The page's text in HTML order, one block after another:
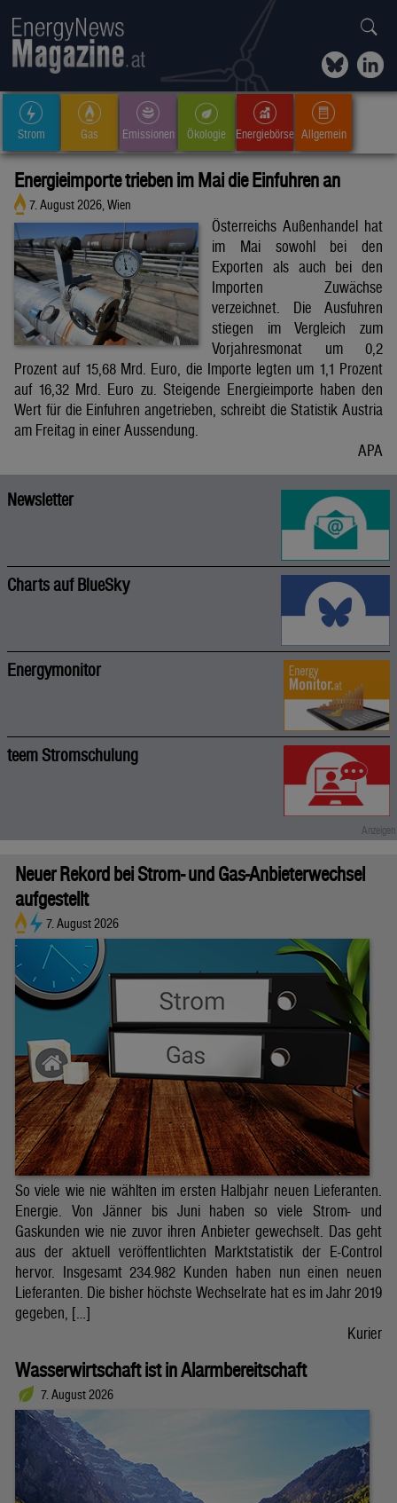
Strom Gas Emissionen Ökologie Energiebörse Allgemein
Energieimporte trieben im Mai die Einfuhren an
7. August 2026, Wien
Österreichs Außenhandel hat
im Mai sowohl bei den
Exporten als auch bei den
Importen Zuwächse
verzeichnet. Die Ausfuhren
stiegen im Vergleich zum
Vorjahresmonat um 0,2
Prozent auf 15,68 Mrd. Euro, die Importe legten um 1,1 Prozent
auf 16,32 Mrd. Euro zu. Steigende Energieimporte haben den
Wert für die Einfuhren angetrieben, schreibt die Statistik Austria
am Freitag in einer Aussendung.
APA
Newsletter
Charts auf BlueSky
Energymonitor
teem Stromschulung
Neuer Rekord bei Strom- und Gas-Anbieterwechsel
aufgestellt
7. August 2026
So viele wie nie wählten im ersten Halbjahr neuen Lieferanten.
Energie. Von Jänner bis Juni haben so viele Strom- und
Gaskunden wie nie zuvor ihren Anbieter gewechselt. Das geht
aus der aktuell veröffentlichten Marktstatistik der E-Control
hervor. Insgesamt 234.982 Kunden haben nun einen neuen
Lieferanten. Die bisher höchste Wechselrate hat es im Jahr 2019
gegeben, […]
Kurier
Wasserwirtschaft ist in Alarmbereitschaft
7. August 2026